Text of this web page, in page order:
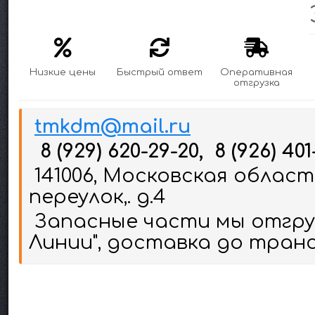
Низкие цены Быстрый ответ
Оперативная
отгрузка
tmkdm@mail.ru
8 (929) 620-29-20, 8 (926)
141006, Московская
переулок,. д.4
Запасные части мы
Линии", доставка до